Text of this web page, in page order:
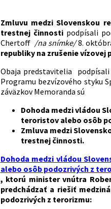
Zmluvu medzi Slovenskou
trestnej činnosti podpísali p
Chertoff /na snímke/8.
republiky na zrušenie vízovej
Obaja predstavitelia podpísali
Programu bezvízového styku
záväzkov Memoranda sú
Dohoda medzi vládou
teroristov alebo osôb
Zmluva medzi
trestnej činnosti.
Dohoda medzi vládou
alebo osôb podozrivých z
, ktorú minister vnútra
predchádzať a riešiť
podozrivých z terorizmu: